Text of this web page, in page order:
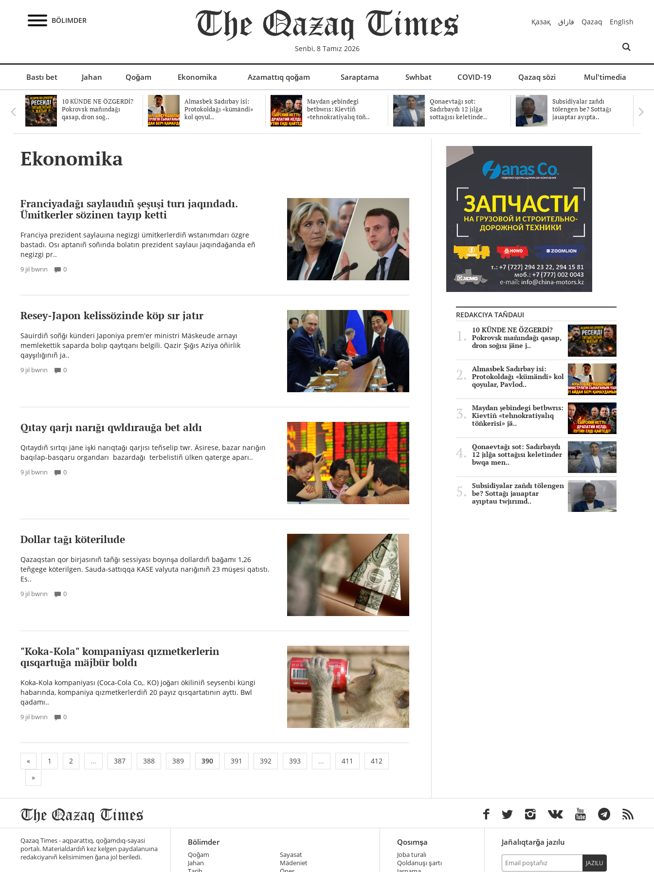
BÖLIMDER
Senbi, 8 Tamız 2026
Қазақ قازاق Qazaq English
Bastı bet Jahan Qoğam Ekonomika Azamattıq qoğam Saraptama Swhbat COVID-19 Qazaq sözi Mul'timedia
10 KÜNDE NE ÖZGERDİ?
Pokrovsk mañındağı
qasap, dron soğ..
Almasbek Sadırbay isi:
Protokoldağı «kümändi»
kol qoyul..
Maydan şebindegi
betbwrıs: Kievtiñ
«tehnokratiyalıq töñ..
Qonaevtağı sot:
Sadırbaydı 12 jılğa
sottağısı keletinde..
Subsidiyalar zañdı
tölengen be? Sottağı
jauaptar ayıpta..
Ekonomika
Franciyadağı saylaudıñ şeşuşi turı jaqındadı.
Ümitkerler sözinen tayıp ketti
Franciya prezident saylauına negizgi ümitkerlerdiñ wstanımdarı özgre
bastadı. Osı aptanıñ soñında bolatın prezident saylauı jaqındağanda eñ
negizgi pr..
9 jıl bwrın 0
Resey-Japon kelissözinde köp sır jatır
Säuirdiñ soñğı künderi Japoniya prem'er ministri Mäskeude arnayı
memlekettik saparda bolıp qaytqanı belgili. Qazir Şığıs Aziya öñirlik
qayşılığınıñ ja..
9 jıl bwrın 0
Qıtay qarjı narığı qwldırauğa bet aldı
Qıtaydıñ sırtqı jäne işki narıqtağı qarjısı teñselip twr. Äsirese, bazar narığın
baqılap-basqaru organdarı bazardağı terbelistiñ ülken qaterge aparı..
9 jıl bwrın 0
Dollar tağı köterilude
Qazaqstan qor birjasınıñ tañğı sessiyası boyınşa dollardıñ bağamı 1,26
teñgege köterilgen. Sauda-sattıqqa KASE valyuta narığınıñ 23 müşesi qatıstı.
Es..
9 jıl bwrın 0
"Koka-Kola" kompaniyası qızmetkerlerin
qısqartuğa mäjbür boldı
Koka-Kola kompaniyası (Coca-Cola Co,. KO) joğarı ökiliniñ seysenbi küngi
habarında, kompaniya qızmetkerlerdiñ 20 payız qısqartatının ayttı. Bwl
qadamı..
9 jıl bwrın 0
« 1 2 ... 387 388 389 390 391 392 393 ... 411
412
»
REDAKCIYA TAÑDAUI
10 KÜNDE NE ÖZGERDİ?
Pokrovsk mañındağı qasap,
dron soğısı jäne j..
Almasbek Sadırbay isi:
Protokoldağı «kümändi» kol
qoyular, Pavlod..
Maydan şebindegi betbwrıs:
Kievtiñ «tehnokratiyalıq
töñkerisi» jä..
Qonaevtağı sot: Sadırbaydı
12 jılğa sottağısı keletinder
bwqa men..
Subsidiyalar zañdı tölengen
be? Sottağı jauaptar
ayıptau twjırımd..
Qazaq Times - aqparattıq, qoğamdıq-sayasi
portalı. Materialdardıñ kez kelgen paydalanuına
redakciyanıñ kelisimimen ğana jol beriledi.
Bölimder
Qoğam
Jahan
Sayasat
Mädeniet
Qosımşa
Joba turalı
Qoldanuşı şartı
Jañalıqtarğa jazılu
JAZILU